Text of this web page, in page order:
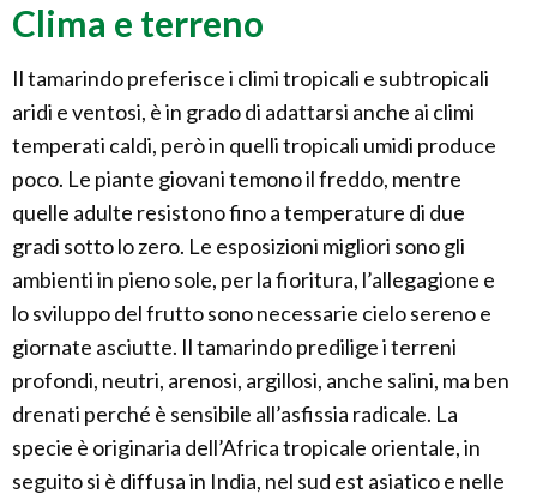
Clima e terreno
Il tamarindo preferisce i climi tropicali e subtropicali
aridi e ventosi, è in grado di adattarsi anche ai climi
temperati caldi, però in quelli tropicali umidi produce
poco. Le piante giovani temono il freddo, mentre
quelle adulte resistono fino a temperature di due
gradi sotto lo zero. Le esposizioni migliori sono gli
ambienti in pieno sole, per la fioritura, l’allegagione e
lo sviluppo del frutto sono necessarie cielo sereno e
giornate asciutte. Il tamarindo predilige i terreni
profondi, neutri, arenosi, argillosi, anche salini, ma ben
drenati perché è sensibile all’asfissia radicale. La
specie è originaria dell’Africa tropicale orientale, in
seguito si è diffusa in India, nel sud est asiatico e nelle